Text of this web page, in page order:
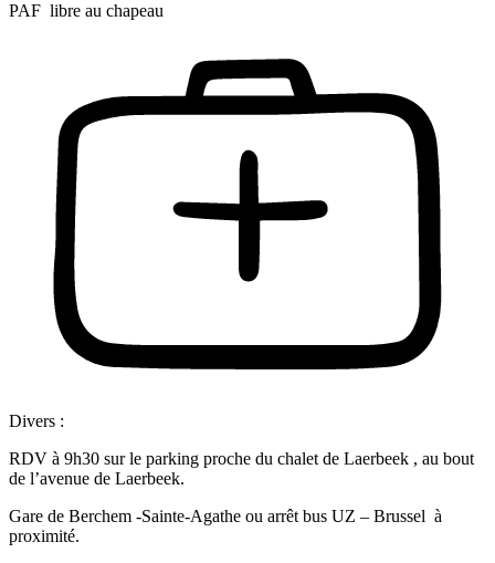
PAF libre au chapeau
Divers :
RDV à 9h30 sur le parking proche du chalet de Laerbeek , au bout
de l’avenue de Laerbeek.
Gare de Berchem -Sainte-Agathe ou arrêt bus UZ – Brussel à
proximité.